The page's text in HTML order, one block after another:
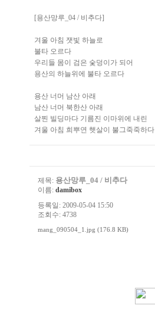
[용산망루_04 / 비추다]
겨울 아침 잿빛 하늘로
불타 오르다
우리들 몸이 검은 숯덩이가 되어
용산의 하늘위에 불타 오르다
용산 너머 남산 아래
남산 너머 북한산 아래
살찐 빌딩마다 기름진 이마위에 내린
겨울 아침 희뿌연 햇살이 불그죽죽하다
제목: 용산망루_04 / 비추다
이름: damibox
등록일: 2009-05-04 15:50
조회수: 4738
mang_090504_1.jpg (176.8 KB)